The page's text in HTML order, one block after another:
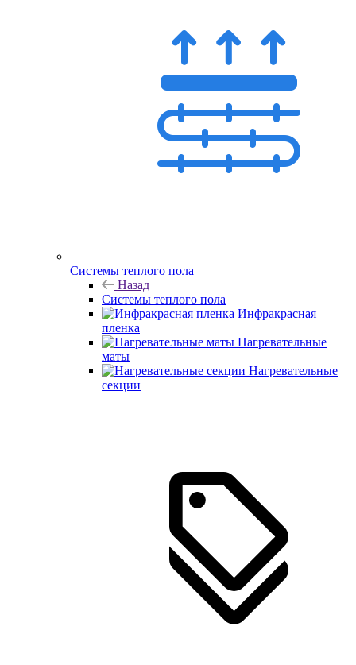
Системы теплого пола
Назад
Системы теплого пола
Инфракрасная
пленка
Нагревательные
маты
Нагревательные
секции